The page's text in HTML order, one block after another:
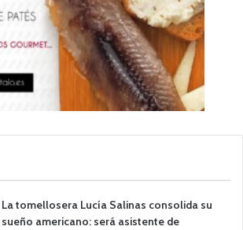
La tomellosera Lucía Salinas consolida su
sueño americano: será asistente de